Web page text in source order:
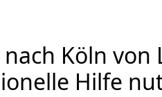
Köln
Hilfe